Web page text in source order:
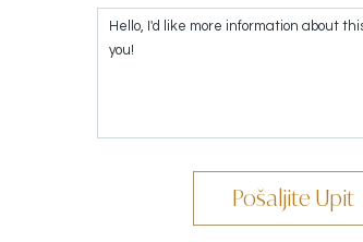
Pošaljite Upit